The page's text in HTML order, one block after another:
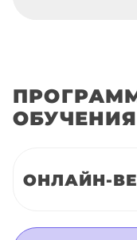
ОБУЧЕНИЯ
ОНЛАЙН-